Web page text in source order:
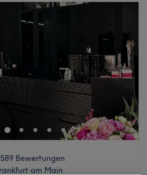
10:00
19:00
10:00–20:00
Geschlossen
wirklich leiden? Nicht bei
Im Laserzentrum für Ästhetik in
kannst du dir die lästigen Haare
lassen, und dabei völlig schmerzarm.
des Alexandrit-/
werden die Haare in den von dir
an der Wurzel verödet. Sei es
589 Bewertungen
am Main